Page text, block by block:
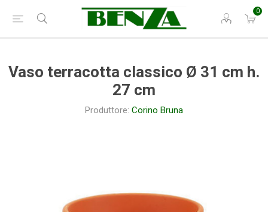
0
Vaso terracotta classico Ø 31 cm h.
27 cm
Produttore: Corino Bruna